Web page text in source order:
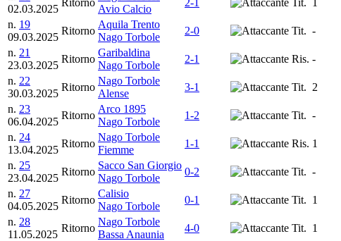
02.03.2025
Avio Calcio
n. 19
09.03.2025
Ritorno
Aquila Trento
Nago Torbole
2-0 Tit. -
n. 21
23.03.2025
Ritorno
Garibaldina
Nago Torbole
2-1 Ris. -
n. 22
30.03.2025
Ritorno
Nago Torbole
Alense
3-1 Tit. 2
n. 23
06.04.2025
Ritorno
Arco 1895
Nago Torbole
1-2 Tit. -
n. 24
13.04.2025
Ritorno
Nago Torbole
Fiemme
1-1 Ris. 1
n. 25
23.04.2025
Ritorno
Sacco San Giorgio
Nago Torbole
0-2 Tit. -
n. 27
04.05.2025
Ritorno
Calisio
Nago Torbole
0-1 Tit. 1
n. 28
11.05.2025
Ritorno
Nago Torbole
Bassa Anaunia
4-0 Tit. 1